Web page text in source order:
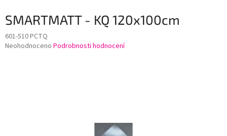
SMARTMATT - KQ 120x100cm
601-510 PCTQ
Průměrné
Neohodnoceno Podrobnosti hodnocení